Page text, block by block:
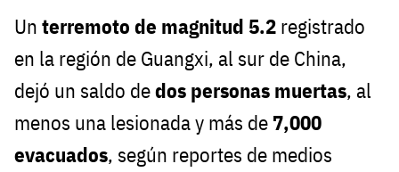
Un terremoto de magnitud 5.2 registrado
en la región de Guangxi, al sur de China,
dejó un saldo dedos personas muertas, al
menos una lesionada y más de 7,000
evacuados, según reportes de medios